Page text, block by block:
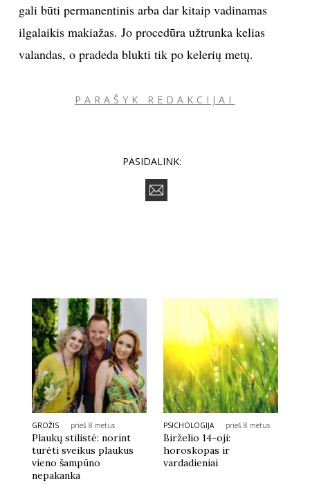
gali būti permanentinis arba dar kitaip vadinamas
ilgalaikis makiažas. Jo procedūra užtrunka kelias
valandas, o pradeda blukti tik po kelerių metų.
PARAŠYK REDAKCIJAI
PASIDALINK:
GROŽIS prieš 8 metus
Plaukų stilistė: norint
turėti sveikus plaukus
vieno šampūno
nepakanka
PSICHOLOGIJA prieš 8 metus
Birželio 14-oji:
horoskopas ir
vardadieniai